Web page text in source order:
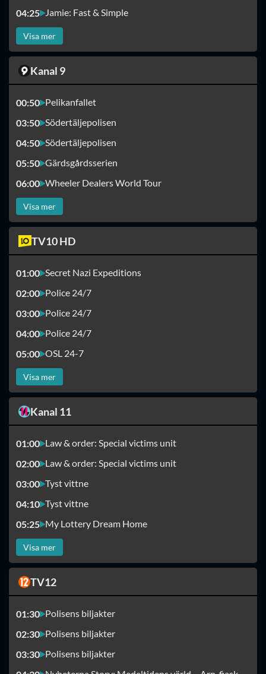
04:25 Jamie: Fast & Simple
Visa mer
Kanal 9
00:50 Pelikanfallet
03:50 Södertäljepolisen
04:50 Södertäljepolisen
05:50 Gärdsgårdsserien
06:00 Wheeler Dealers World Tour
Visa mer
TV10 HD
01:00 Secret Nazi Expeditions
02:00 Police 24/7
03:00 Police 24/7
04:00 Police 24/7
05:00 OSL 24-7
Visa mer
Kanal 11
01:00 Law & order: Special victims unit
02:00 Law & order: Special victims unit
03:00 Tyst vittne
04:10 Tyst vittne
05:25 My Lottery Dream Home
Visa mer
TV12
01:30 Polisens biljakter
02:30 Polisens biljakter
03:30 Polisens biljakter